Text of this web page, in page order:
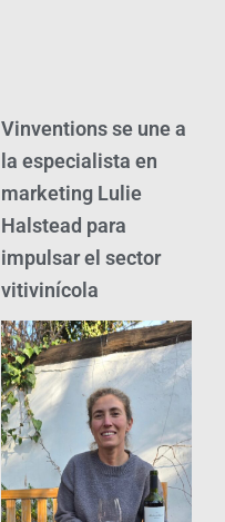
Vinventions se une a
la especialista en
marketing Lulie
Halstead para
impulsar el sector
vitivinícola